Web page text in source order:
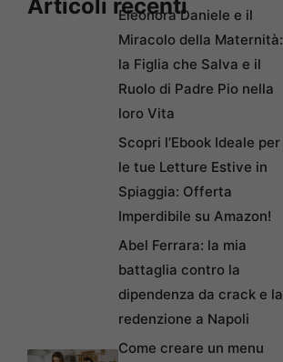
Articoli recentiEleonora Daniele e il
Miracolo della Maternità:
la Figlia che Salva e il
Ruolo di Padre Pio nella
loro Vita
Scopri l’Ebook Ideale per
le tue Letture Estive in
Spiaggia: Offerta
Imperdibile su Amazon!
Abel Ferrara: la mia
battaglia contro la
dipendenza da crack e la
redenzione a Napoli
Come creare un menu